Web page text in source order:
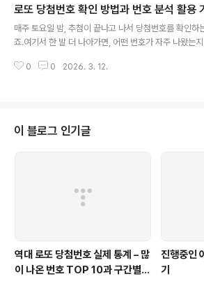
9회1위 번호 27은 45개 번호 중 가장 많이 등장했으며,
다 22회 이상 더 나왔습니다. 반면 가장 적게 나온 번호
와 53회 차이가 납니다.회차별 핫넘..
로또 당첨번호 확인 방법과 번호 분석 활용
매주 토요일 밤, 추첨이 끝나고 나서 당첨번호를 확인하
죠.여기서 한 발 더 나아가면, 어떤 번호가 자주 나왔는
정리해 보겠습니다.로또 당첨번호 확인 방법가장 공식적
과를 확인할 수 있어요.당첨번호 확인과 함께 번호 분석
활용하고 싶다면, 로또나우에서 출현빈도·핫넘버·콜드
0 0 2026. 3. 12.
이 블로그 인기글
역대 로또 당첨번호 실제 통계 – 많
이 나온 번호 TOP 10과 구간별
진행중인
기